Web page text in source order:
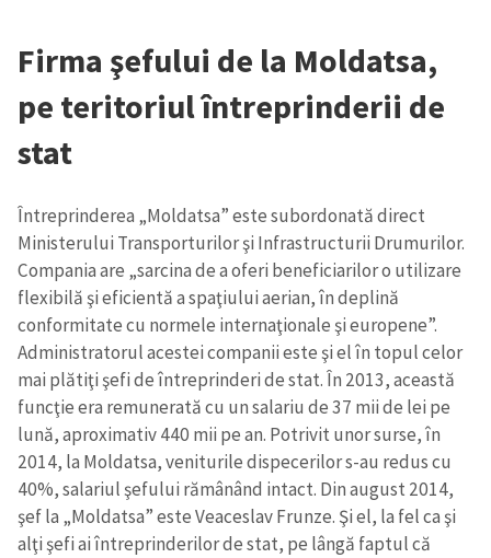
Firma şefului de la Moldatsa,
pe teritoriul întreprinderii de
stat
Întreprinderea „Moldatsa” este subordonată direct
Ministerului Transporturilor şi Infrastructurii Drumurilor.
Compania are „sarcina de a oferi beneficiarilor o utilizare
flexibilă şi eficientă a spaţiului aerian, în deplină
conformitate cu normele internaţionale şi europene”.
Administratorul acestei companii este şi el în topul celor
mai plătiţi şefi de întreprinderi de stat. În 2013, această
funcţie era remunerată cu un salariu de 37 mii de lei pe
lună, aproximativ 440 mii pe an. Potrivit unor surse, în
2014, la Moldatsa, veniturile dispecerilor s-au redus cu
40%, salariul şefului rămânând intact. Din august 2014,
şef la „Moldatsa” este Veaceslav Frunze. Şi el, la fel ca şi
alţi şefi ai întreprinderilor de stat, pe lângă faptul că